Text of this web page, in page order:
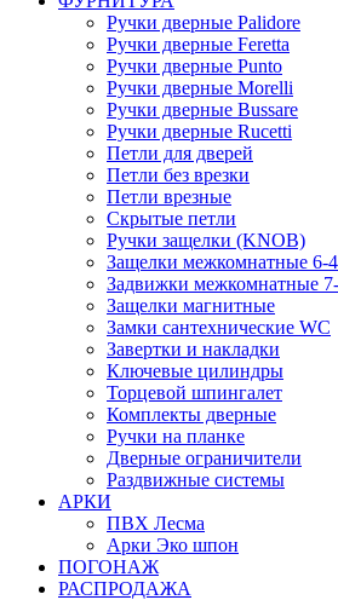
Ручки дверные Palidore
Ручки дверные Feretta
Ручки дверные Punto
Ручки дверные Morelli
Ручки дверные Bussare
Ручки дверные Rucetti
Петли для дверей
Петли без врезки
Петли врезные
Скрытые петли
Ручки защелки (KNOB)
Защелки межкомнатные 6-
Задвижки межкомнатные
Защелки магнитные
Замки сантехнические WC
Завертки и накладки
Ключевые цилиндры
Торцевой шпингалет
Комплекты дверные
Ручки на планке
Дверные ограничители
Раздвижные системы
АРКИ
ПВХ Лесма
Арки Эко шпон
ПОГОНАЖ
РАСПРОДАЖА